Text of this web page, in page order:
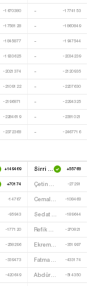
-1670380 - -1774153
-1758128 - -1860849
-1845877 - -1947544
-1933625 - -2034239
-2021374 - -2120935
-2109122 - -2207630
-2196871 - -2294325
-2284619 - -2381021
-2372368 - -2467716
+149469 +55768
+70174 -27291
-14767 -108468
-95943 -189644
-177120 -270821
-258296 Ekrem Şit -351997
-339473 -433174
-420649 Abdürrahim Göze -514350